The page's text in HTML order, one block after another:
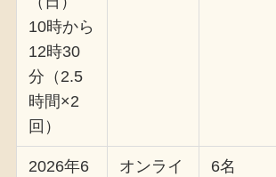
10時から
12時30
分（2.5
時間×2
回）
2026年6
オンライ
6名